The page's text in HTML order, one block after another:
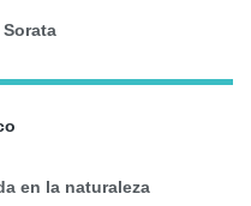
en la naturaleza